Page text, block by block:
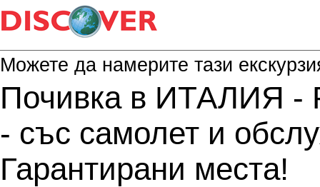
Можете да намерите тази
Почивка в ИТАЛИЯ -
- със самолет и
Гарантирани места!